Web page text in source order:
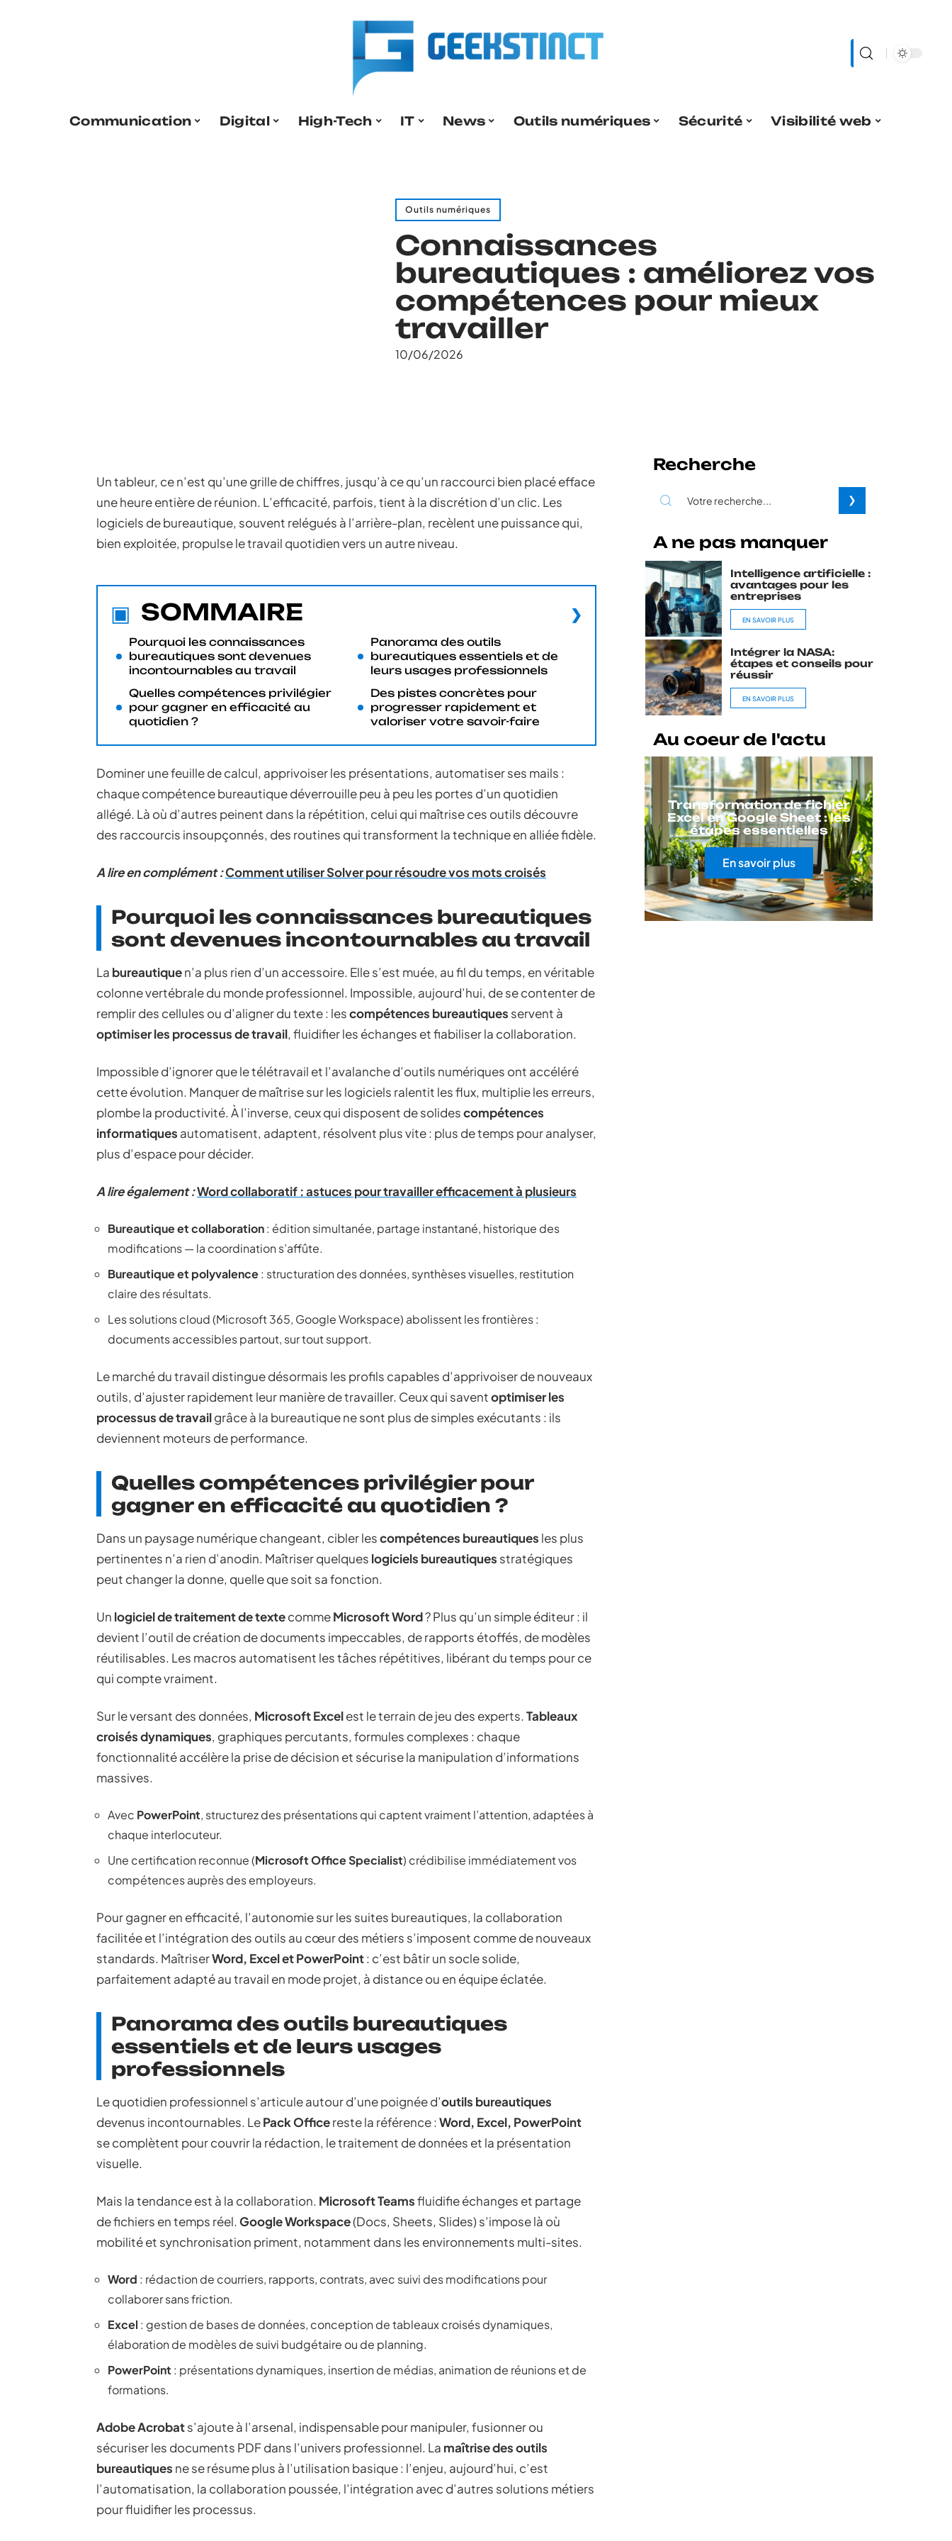
Communication Digital High-Tech IT News Outils numériques Sécurité Visibilité web
Outils numériques
Connaissances
bureautiques : améliorez vos
compétences pour mieux
travailler
10/06/2026
Un tableur, ce n’est qu’une grille de chiffres, jusqu’à ce qu’un raccourci bien placé efface
une heure entière de réunion. L’efficacité, parfois, tient à la discrétion d’un clic. Les
logiciels de bureautique, souvent relégués à l’arrière-plan, recèlent une puissance qui,
bien exploitée, propulse le travail quotidien vers un autre niveau.
SOMMAIRE
Pourquoi les connaissances
bureautiques sont devenues
incontournables au travail
Quelles compétences privilégier
pour gagner en efficacité au
quotidien ?
Panorama des outils
bureautiques essentiels et de
leurs usages professionnels
Des pistes concrètes pour
progresser rapidement et
valoriser votre savoir-faire
Dominer une feuille de calcul, apprivoiser les présentations, automatiser ses mails :
chaque compétence bureautique déverrouille peu à peu les portes d’un quotidien
allégé. Là où d’autres peinent dans la répétition, celui qui maîtrise ces outils découvre
des raccourcis insoupçonnés, des routines qui transforment la technique en alliée fidèle.
A lire en complément :Comment utiliser Solver pour résoudre vos mots croisés
Pourquoi les connaissances bureautiques
sont devenues incontournables au travail
La bureautiquen’a plus rien d’un accessoire. Elle s’est muée, au fil du temps, en véritable
colonne vertébrale du monde professionnel. Impossible, aujourd’hui, de se contenter de
remplir des cellules ou d’aligner du texte : lescompétences bureautiques servent à
optimiser les processus de travail, fluidifier les échanges et fiabiliser la collaboration.
Impossible d’ignorer que le télétravail et l’avalanche d’outils numériques ont accéléré
cette évolution. Manquer de maîtrise sur les logiciels ralentit les flux, multiplie les erreurs,
plombe la productivité. À l’inverse, ceux qui disposent de solidescompétences
informatiques automatisent, adaptent, résolvent plus vite : plus de temps pour analyser,
plus d’espace pour décider.
A lire également :Word collaboratif : astuces pour travailler efficacement à plusieurs
Bureautique et collaboration: édition simultanée, partage instantané, historique des
modifications — la coordination s’affûte.
Bureautique et polyvalence: structuration des données, synthèses visuelles, restitution
claire des résultats.
Les solutions cloud (Microsoft 365, Google Workspace) abolissent les frontières :
documents accessibles partout, sur tout support.
Le marché du travail distingue désormais les profils capables d’apprivoiser de nouveaux
outils, d’ajuster rapidement leur manière de travailler. Ceux qui saventoptimiser les
processus de travailgrâce à la bureautique ne sont plus de simples exécutants : ils
deviennent moteurs de performance.
Quelles compétences privilégier pour
gagner en efficacité au quotidien ?
Dans un paysage numérique changeant, cibler lescompétences bureautiques les plus
pertinentes n’a rien d’anodin. Maîtriser quelques logiciels bureautiques stratégiques
peut changer la donne, quelle que soit sa fonction.
Un logiciel de traitement de textecommeMicrosoft Word? Plus qu’un simple éditeur : il
devient l’outil de création de documents impeccables, de rapports étoffés, de modèles
réutilisables. Les macros automatisent les tâches répétitives, libérant du temps pour ce
qui compte vraiment.
Sur le versant des données, Microsoft Excelest le terrain de jeu des experts. Tableaux
croisés dynamiques, graphiques percutants, formules complexes : chaque
fonctionnalité accélère la prise de décision et sécurise la manipulation d’informations
massives.
Avec PowerPoint, structurez des présentations qui captent vraiment l’attention, adaptées à
chaque interlocuteur.
Une certification reconnue (Microsoft Office Specialist) crédibilise immédiatement vos
compétences auprès des employeurs.
Pour gagner en efficacité, l’autonomie sur les suites bureautiques, la collaboration
facilitée et l’intégration des outils au cœur des métiers s’imposent comme de nouveaux
standards. MaîtriserWord, Excel et PowerPoint: c’est bâtir un socle solide,
parfaitement adapté au travail en mode projet, à distance ou en équipe éclatée.
Panorama des outils bureautiques
essentiels et de leurs usages
professionnels
Le quotidien professionnel s’articule autour d’une poignée d’outils bureautiques
devenus incontournables. LePack Officereste la référence : Word, Excel, PowerPoint
se complètent pour couvrir la rédaction, le traitement de données et la présentation
visuelle.
Mais la tendance est à la collaboration. Microsoft Teamsfluidifie échanges et partage
de fichiers en temps réel. Google Workspace(Docs, Sheets, Slides) s’impose là où
mobilité et synchronisation priment, notamment dans les environnements multi-sites.
Word : rédaction de courriers, rapports, contrats, avec suivi des modifications pour
collaborer sans friction.
Excel : gestion de bases de données, conception de tableaux croisés dynamiques,
élaboration de modèles de suivi budgétaire ou de planning.
PowerPoint : présentations dynamiques, insertion de médias, animation de réunions et de
formations.
Adobe Acrobats’ajoute à l’arsenal, indispensable pour manipuler, fusionner ou
sécuriser les documents PDF dans l’univers professionnel. La maîtrise des outils
bureautiques ne se résume plus à l’utilisation basique : l’enjeu, aujourd’hui, c’est
l’automatisation, la collaboration poussée, l’intégration avec d’autres solutions métiers
pour fluidifier les processus.
Recherche
A ne pas manquer
Intelligence artificielle :
avantages pour les
entreprises
EN SAVOIR PLUS
Intégrer la NASA:
étapes et conseils pour
réussir
EN SAVOIR PLUS
Au coeur de l'actu
Transformation de fichier
Excel en Google Sheet : les
étapes essentielles
En savoir plus